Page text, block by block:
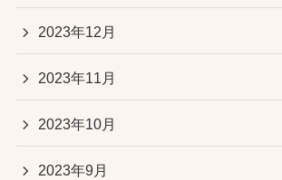
2023年12月
2023年11月
2023年10月
2023年9月